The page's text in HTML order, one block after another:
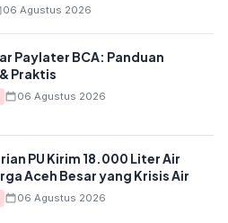
06 Agustus 2026
Paylater BCA: Panduan
Praktis
06 Agustus 2026
PU Kirim 18.000 Liter Air
Aceh Besar yang Krisis Air
06 Agustus 2026